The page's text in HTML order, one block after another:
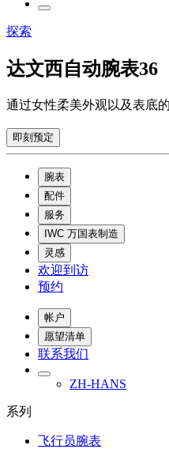
探索
达文西自动腕表36
通过女性柔美外观以及表底
即刻预定
腕表
配件
服务
IWC 万国表制造
灵感
欢迎到访
预约
帐户
愿望清单
联系我们
ZH-HANS
系列
飞行员腕表